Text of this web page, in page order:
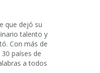
que dejó su
talento y
Con más de
países de
a todos